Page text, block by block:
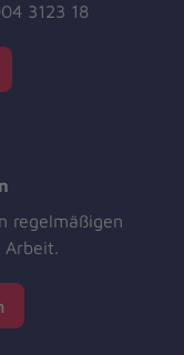
3123 18
regelmäßigen
Arbeit.